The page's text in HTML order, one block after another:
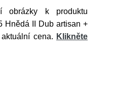
obrázky k produktu
Hnědá II Dub artisan +
cena. Klikněte